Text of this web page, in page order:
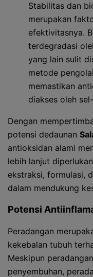
Stabilitas dan
merupakan
efektivitasnya.
terdegradasi
yang lain sulit
metode
memastikan
diakses oleh
Dengan
potensi dedaunan
antioksidan alami
lebih lanjut
ekstraksi, formulasi,
dalam mendukung
Potensi
Peradangan
kekebalan tubuh
Meskipun
penyembuhan,